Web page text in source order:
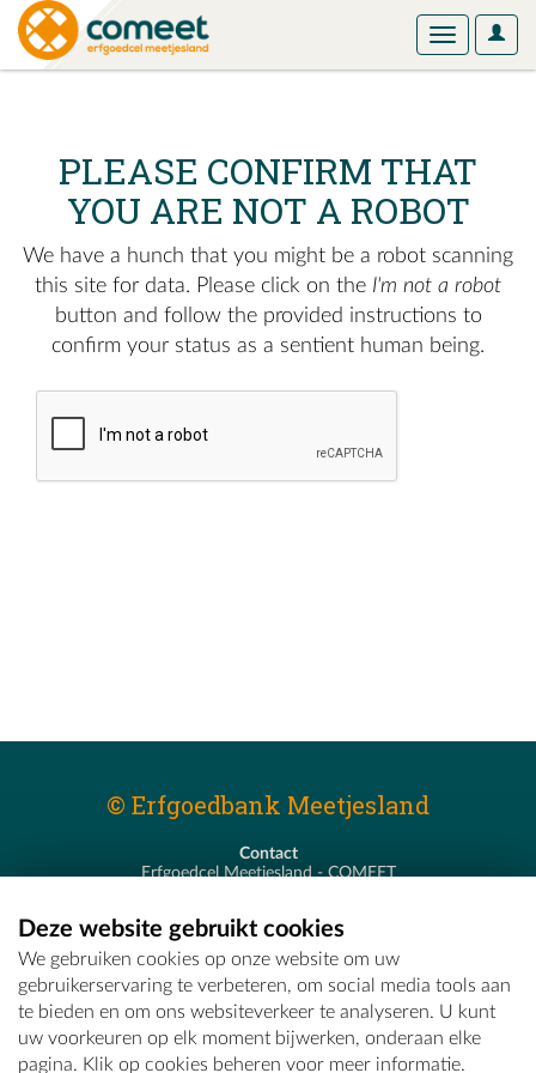
User
Toggle
PLEASE CONFIRM THAT
YOU ARE NOT A ROBOT
We have a hunch that you might be a robot scanning
this site for data. Please click on the I'm not a robot
button and follow the provided instructions to
confirm your status as a sentient human being.
© Erfgoedbank Meetjesland
Contact
Erfgoedcel Meetjesland - COMEET
T - 09 373 75 96
E -erfgoedcel@comeet.be
Deze website gebruikt cookies
We gebruiken cookies op onze website om uw
gebruikerservaring te verbeteren, om social media tools aan
te bieden en om ons websiteverkeer te analyseren. U kunt
uw voorkeuren op elk moment bijwerken, onderaan elke
pagina. Klik op cookies beheren voor meer informatie.